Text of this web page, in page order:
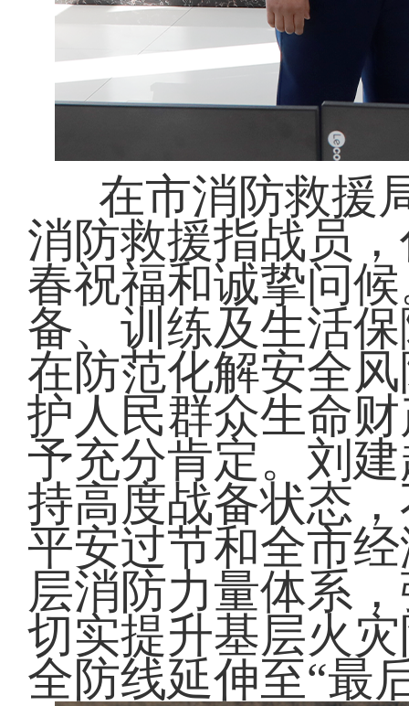
在市消防救援
消防救援指战员
春祝福和诚挚问
备、训练及生活
在防范化解安全
护人民群众生命
予充分肯定。刘
持高度战备状态
平安过节和全市
层消防力量体系
切实提升基层火
全防线延伸至“最